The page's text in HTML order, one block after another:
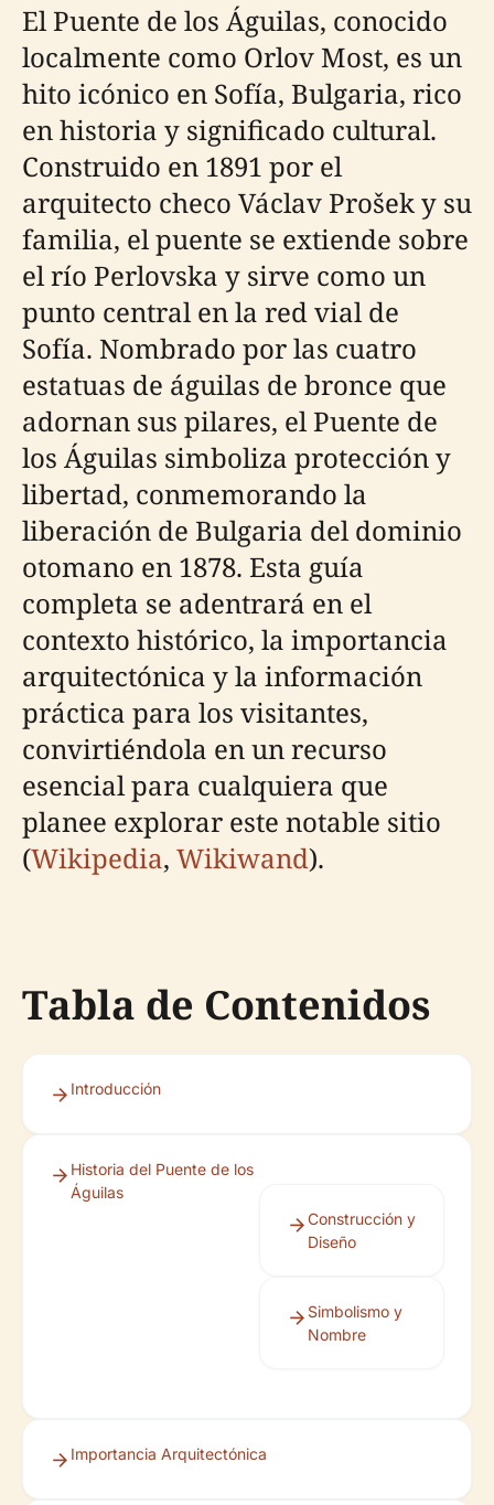
El Puente de los Águilas, conocido
localmente como Orlov Most, es un
hito icónico en Sofía, Bulgaria, rico
en historia y significado cultural.
Construido en 1891 por el
arquitecto checo Václav Prošek y su
familia, el puente se extiende sobre
el río Perlovska y sirve como un
punto central en la red vial de
Sofía. Nombrado por las cuatro
estatuas de águilas de bronce que
adornan sus pilares, el Puente de
los Águilas simboliza protección y
libertad, conmemorando la
liberación de Bulgaria del dominio
otomano en 1878. Esta guía
completa se adentrará en el
contexto histórico, la importancia
arquitectónica y la información
práctica para los visitantes,
convirtiéndola en un recurso
esencial para cualquiera que
planee explorar este notable sitio
(Wikipedia, Wikiwand).
Tabla de Contenidos
Introducción
Historia del Puente de los
Águilas
Construcción y
Diseño
Simbolismo y
Nombre
Importancia Arquitectónica